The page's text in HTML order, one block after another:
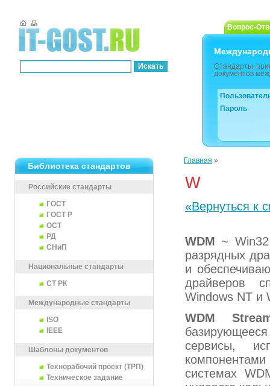
Вопрос-
Стандарты
документов
Пароль
Библиотека стандартов
Российские стандарты
ГОСТ
ГОСТ Р
ОСТ
РД
СНиП
Национальные стандарты
СТ РК
Международные стандарты
ISO
IEEE
Шаблоны документов
Технорабочий проект (ТРП)
Техническое задание
Главная »
W
«Вернуться к
WDM ~
разрядных
и
драйверов
Windows NT и
WDM
сервисы,
системах